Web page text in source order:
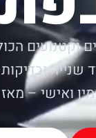
וקטנועים
שנייה
– מאז